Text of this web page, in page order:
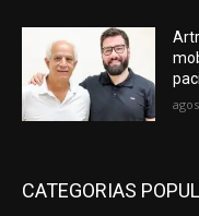
CATEGORIAS